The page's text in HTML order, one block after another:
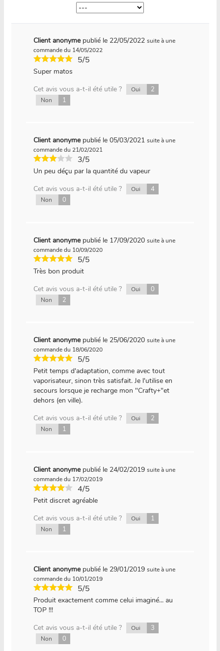
Client anonyme publié le 22/05/2022 suite à une
commande du 14/05/2022
5/5
Super matos
Cet avis vous a-t-il été utile ?
Oui 2
Non 1
Client anonyme publié le 05/03/2021 suite à une
commande du 21/02/2021
3/5
Un peu déçu par la quantité du vapeur
Cet avis vous a-t-il été utile ?
Oui 4
Non 0
Client anonyme publié le 17/09/2020 suite à une
commande du 10/09/2020
5/5
Très bon produit
Cet avis vous a-t-il été utile ?
Oui 0
Non 2
Client anonyme publié le 25/06/2020 suite à une
commande du 18/06/2020
5/5
Petit temps d'adaptation, comme avec tout
vaporisateur, sinon très satisfait. Je l'utilise en
secours lorsque je recharge mon "Crafty+"et
dehors (en ville).
Cet avis vous a-t-il été utile ?
Oui 2
Non 1
Client anonyme publié le 24/02/2019 suite à une
commande du 17/02/2019
4/5
Petit discret agréable
Cet avis vous a-t-il été utile ?
Oui 1
Non 1
Client anonyme publié le 29/01/2019 suite à une
commande du 10/01/2019
5/5
Produit exactement comme celui imaginé... au
TOP !!!
Cet avis vous a-t-il été utile ?
Oui 3
Non 0